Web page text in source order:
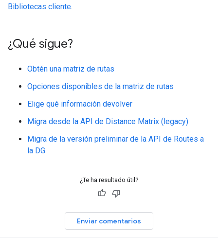
Bibliotecas cliente.
¿Qué sigue?
Obtén una matriz de rutas
Opciones disponibles de la matriz de rutas
Elige qué información devolver
Migra desde la API de Distance Matrix (legacy)
Migra de la versión preliminar de la API de Routes a
la DG
¿Te ha resultado útil?
Enviar comentarios